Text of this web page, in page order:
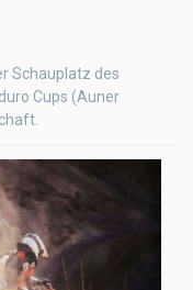
Schauplatz des
Cups (Auner